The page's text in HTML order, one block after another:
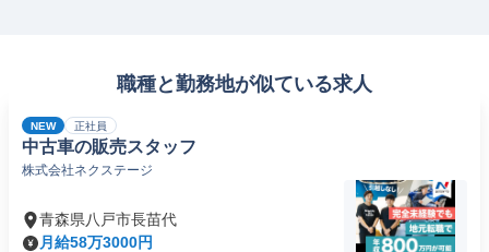
職種と勤務地が似ている求人
NEW 正社員
中古車の販売スタッフ
株式会社ネクステージ
青森県八戸市長苗代
月給58万3000円